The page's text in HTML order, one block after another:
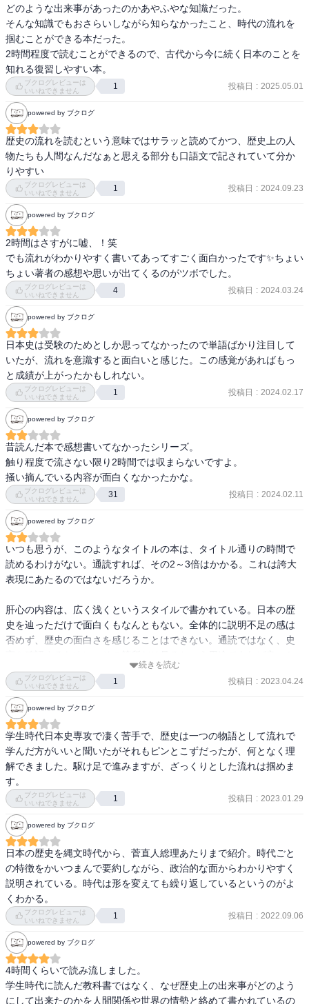
どのような出来事があったのかあやふやな知識だった。
そんな知識でもおさらいしながら知らなかったこと、時代の流れを
掴むことができる本だった。
2時間程度で読むことができるので、古代から今に続く日本のことを
知れる復習しやすい本。
ブクログレビューは
いいねできません
1 投稿日 : 2025.05.01
powered by ブクログ
歴史の流れを読むという意味ではサラッと読めてかつ、歴史上の人
物たちも人間なんだなぁと思える部分も口語文で記されていて分か
ブクログレビューは
いいねできません
1 投稿日 : 2024.09.23
powered by ブクログ
2時間はさすがに嘘、！笑
でも流れがわかりやすく書いてあってすごく面白かったです✨ちょい
ちょい著者の感想や思いが出てくるのがツボでした。
ブクログレビューは
いいねできません
4 投稿日 : 2024.03.24
powered by ブクログ
日本史は受験のためとしか思ってなかったので単語ばかり注目して
いたが、流れを意識すると面白いと感じた。この感覚があればもっ
と成績が上がったかもしれない。
ブクログレビューは
いいねできません
1 投稿日 : 2024.02.17
powered by ブクログ
昔読んだ本で感想書いてなかったシリーズ。
触り程度で流さない限り2時間では収まらないですよ。
掻い摘んでいる内容が面白くなかったかな。
ブクログレビューは
いいねできません
31 投稿日 : 2024.02.11
powered by ブクログ
いつも思うが、このようなタイトルの本は、タイトル通りの時間で
読めるわけがない。通読すれば、その2～3倍はかかる。これは誇大
表現にあたるのではないだろうか。
肝心の内容は、広く浅くというスタイルで書かれている。日本の歴
史を辿っただけで面白くもなんともない。全体的に説明不足の感は
否めず、歴史の面白さを感じることはできない。通読ではなく、史
も知れない。
続きを読む
ブクログレビューは
いいねできません
1 投稿日 : 2023.04.24
powered by ブクログ
学生時代日本史専攻で凄く苦手で、歴史は一つの物語として流れで
学んだ方がいいと聞いたがそれもピンとこずだったが、何となく理
解できました。駆け足で進みますが、ざっくりとした流れは掴めま
す。
ブクログレビューは
いいねできません
1 投稿日 : 2023.01.29
powered by ブクログ
日本の歴史を縄文時代から、菅直人総理あたりまで紹介。時代ごと
の特徴をかいつまんで要約しながら、政治的な面からわかりやすく
説明されている。時代は形を変えても繰り返しているというのがよ
くわかる。
ブクログレビューは
いいねできません
1 投稿日 : 2022.09.06
powered by ブクログ
4時間くらいで読み流しました。
学生時代に読んだ教科書ではなく、なぜ歴史上の出来事がどのよう
にして出来たのかを人間関係や世界の情勢と絡めて書かれているの